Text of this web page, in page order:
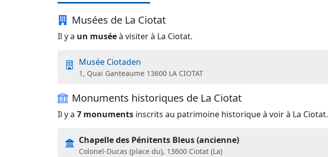
Musées de La Ciotat
Il y a un muséeà visiter à La Ciotat.
Musée Ciotaden
1, Quai Ganteaume 13600 LA CIOTAT
Monuments historiques de La Ciotat
Il y a 7 monuments inscrits au patrimoine historique à voir à La Ciotat.
Chapelle des Pénitents Bleus (ancienne)
Colonel-Ducas (place du), 13600 Ciotat (La)